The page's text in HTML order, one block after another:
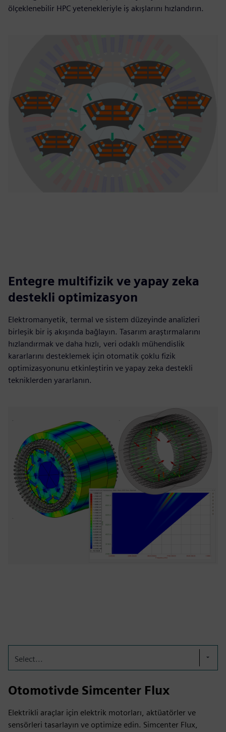
ölçeklenebilir HPC yetenekleriyle iş akışlarını hızlandırın.
Entegre multifizik ve yapay zeka
destekli optimizasyon
Elektromanyetik, termal ve sistem düzeyinde analizleri
birleşik bir iş akışında bağlayın. Tasarım araştırmalarını
hızlandırmak ve daha hızlı, veri odaklı mühendislik
kararlarını desteklemek için otomatik çoklu fizik
optimizasyonunu etkinleştirin ve yapay zeka destekli
tekniklerden yararlanın.
Select...
Otomotivde Simcenter Flux
Elektrikli araçlar için elektrik motorları, aktüatörler ve
sensörleri tasarlayın ve optimize edin. Simcenter Flux,